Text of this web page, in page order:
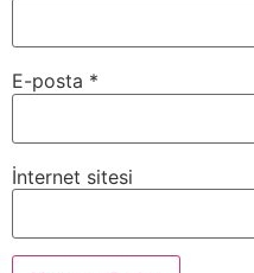
E-posta *
İnternet sitesi